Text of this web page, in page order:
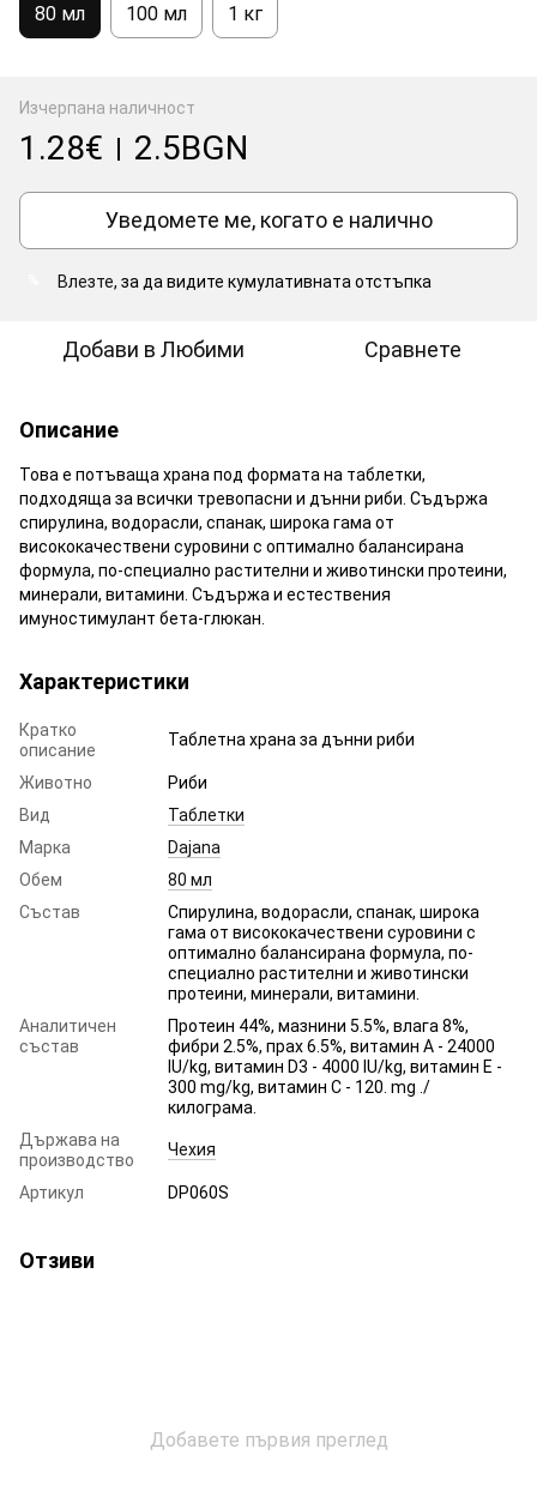
80 мл 100 мл 1 кг
Изчерпана наличност
1.28€ | 2.5BGN
Уведомете ме, когато е налично
Влезте, за да видите кумулативната отстъпка
Добави в Любими Сравнете
Описание
Това е потъваща храна под формата на таблетки,
подходяща за всички тревопасни и дънни риби. Съдържа
спирулина, водорасли, спанак, широка гама от
висококачествени суровини с оптимално балансирана
формула, по-специално растителни и животински протеини,
минерали, витамини. Съдържа и естествения
имуностимулант бета-глюкан.
Характеристики
Кратко
описание
Таблетна храна за дънни риби
Животно
Риби
Вид
Таблетки
Марка
Dajana
Обем
80 мл
Състав
Спирулина, водорасли, спанак, широка
гама от висококачествени суровини с
оптимално балансирана формула, по-
специално растителни и животински
протеини, минерали, витамини.
Аналитичен
състав
Протеин 44%, мазнини 5.5%, влага 8%,
фибри 2.5%, прах 6.5%, витамин А - 24000
IU/kg, витамин D3 - 4000 IU/kg, витамин Е -
300 mg/kg, витамин C - 120. mg ./
килограма.
Държава на
производство
Чехия
Артикул DP060S
Отзиви
Добавете първия преглед